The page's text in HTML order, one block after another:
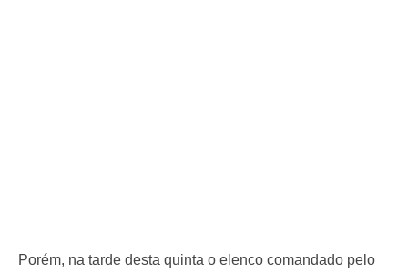
Porém, na tarde desta quinta o elenco comandado pelo